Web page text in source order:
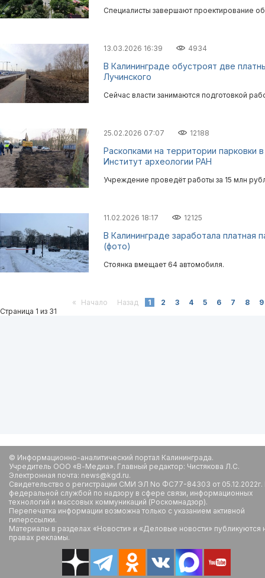
Специалисты завершают проектирование
13.03.2026 16:39 4934
В Калининграде обустроят две
Лучинского
Сейчас власти занимаются подготовкой
25.02.2026 07:07 12188
Раскопками на территории парковки
Институт археологии РАН
Учреждение проведёт работы за 15 млн
11.02.2026 18:17 12125
В Калининграде заработала платная
(фото)
Стоянка вмещает 64 автомобиля.
« Начало Назад 1 2 3 4 5 6 7 8
9
Страница 1 из 31
© Информационно-аналитический портал Калининграда.
Учредитель ООО «В-Медиа». Главный редактор: Чистякова Л.С.
Электронная почта: news@kgd.ru.
Свидетельство о регистрации СМИ ЭЛ No ФС77-84303 от
федеральной службой по надзору в сфере связи, информационных
технологий и массовых коммуникаций (Роскомнадзор).
Перепечатка информации возможна только с указанием активной
гиперссылки.
Материалы в разделах «Новости» и «Деловые новости» публикуются
правах рекламы.